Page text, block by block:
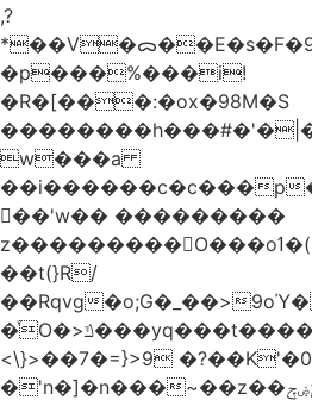
,?
*��V�ᯅ��E�s�F�ﹸ<�$_9Tp�:'beq�Mfcn�oj�n��,�>N4�S+b���p1&}&�|
�p���%���i!
�R�[���:�ox�98M�S
w���a
��i������c�c���p
��'w�� ���������
z���������O���oߗ�(��>�n*K��b�y��:^��NV�{����O~';w37z8�}
��t(}R/
��Rqvg�o;G�_��>
�ͮO�>ݿ���yq���t�������~�p�N��I�;�68������b�f���'�ܟ�ks�f����f���`K�׼��{g=&G�+k�������������˻�����݇�������re6�o�^�~��=
<\}>��7�=}>9
�'n�]�n���~��z��ރ����;ۻݼ�q��L�����3�ڼx�8�ݿ���Y9�r�<]/